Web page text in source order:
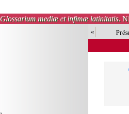
Glossarium mediæ et infimæ latinitatis.
«